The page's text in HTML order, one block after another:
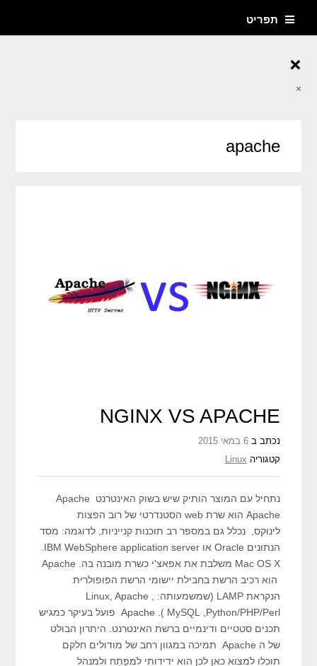
תפריט
×
×
apache
NGINX VS APACHE
נכתב ב6 במאי 2015
קטגוריה Linux
נתחיל עם המוצר הותיק שיש בשוק האינטרנט Apache
Apache הוא שרת web הסטנדרטי של רוב הפצות
לינוקס, נכלל גם במספר רב תוכנות קנייניות, לדוגמה: מסד
Mac OS X משלבת את אפאצ'י כשרת מובנה בה. Apache
הוא רכיב הרשת בחבילת יישומי הרשת הפופולרית
הנקראת LAMP (שמשמעותה: Linux, Apache ,
Python/PHP/Perl, ‏MySQL ). Apache פועל בעיקר כמגיש
תכנים סטטיים ודינמיים ברשת האינטרנט. היתרון הבולט
של ה Apache תמיכה במגוון רחב של מודולים חלקם
תוכלו למצוא כאן לכן הוא ידידותי למְפַתֵח ולמנהל